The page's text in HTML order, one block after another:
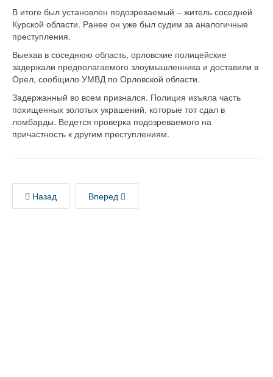
В итоге был установлен подозреваемый – житель соседней
Курской области. Ранее он уже был судим за аналогичные
преступления.
Выехав в соседнюю область, орловские полицейские
задержали предполагаемого злоумышленника и доставили в
Орел, сообщило УМВД по Орловской области.
Задержанный во всем признался. Полиция изъяла часть
похищенных золотых украшений, которые тот сдал в
ломбарды. Ведется проверка подозреваемого на
причастность к другим преступлениям.
Назад Вперед